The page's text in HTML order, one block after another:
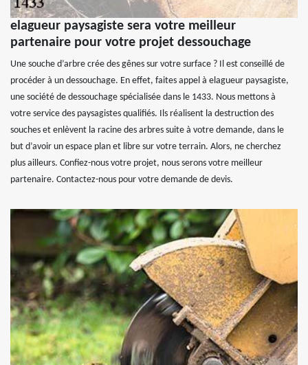
elagueur paysagiste sera votre meilleur
partenaire pour votre projet dessouchage
Une souche d’arbre crée des gênes sur votre surface ? Il est conseillé de
procéder à un dessouchage. En effet, faites appel à elagueur paysagiste,
une société de dessouchage spécialisée dans le 1433. Nous mettons à
votre service des paysagistes qualifiés. Ils réalisent la destruction des
souches et enlèvent la racine des arbres suite à votre demande, dans le
but d’avoir un espace plan et libre sur votre terrain. Alors, ne cherchez
plus ailleurs. Confiez-nous votre projet, nous serons votre meilleur
partenaire. Contactez-nous pour votre demande de devis.